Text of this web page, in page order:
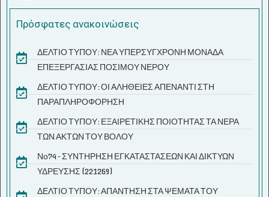
Πρόσφατες ανακοινώσεις
ΔΕΛΤΙΟ ΤΥΠΟΥ: ΝΕΑ ΥΠΕΡΣΥΓΧΡΟΝΗ ΜΟΝΑΔΑ
ΕΠΕΞΕΡΓΑΣΙΑΣ ΠΟΣΙΜΟΥ ΝΕΡΟΥ
ΔΕΛΤΙΟ ΤΥΠΟΥ: ΟΙ ΑΛΗΘΕΙΕΣ ΑΠΕΝΑΝΤΙ ΣΤΗ
ΠΑΡΑΠΛΗΡΟΦΟΡΗΣΗ
ΔΕΛΤΙΟ ΤΥΠΟΥ: ΕΞΑΙΡΕΤΙΚΗΣ ΠΟΙΟΤΗΤΑΣ ΤΑ ΝΕΡΑ
ΤΩΝ ΑΚΤΩΝ ΤΟΥ ΒΟΛΟΥ
Νο74 - ΣΥΝΤΗΡΗΣΗ ΕΓΚΑΤΑΣΤΑΣΕΩΝ ΚΑΙ ΔΙΚΤΥΩΝ
ΥΔΡΕΥΣΗΣ (221269)
ΔΕΛΤΙΟ ΤΥΠΟΥ: ΑΠΑΝΤΗΣΗ ΣΤΑ ΨΕΜΑΤΑ ΤΟΥ